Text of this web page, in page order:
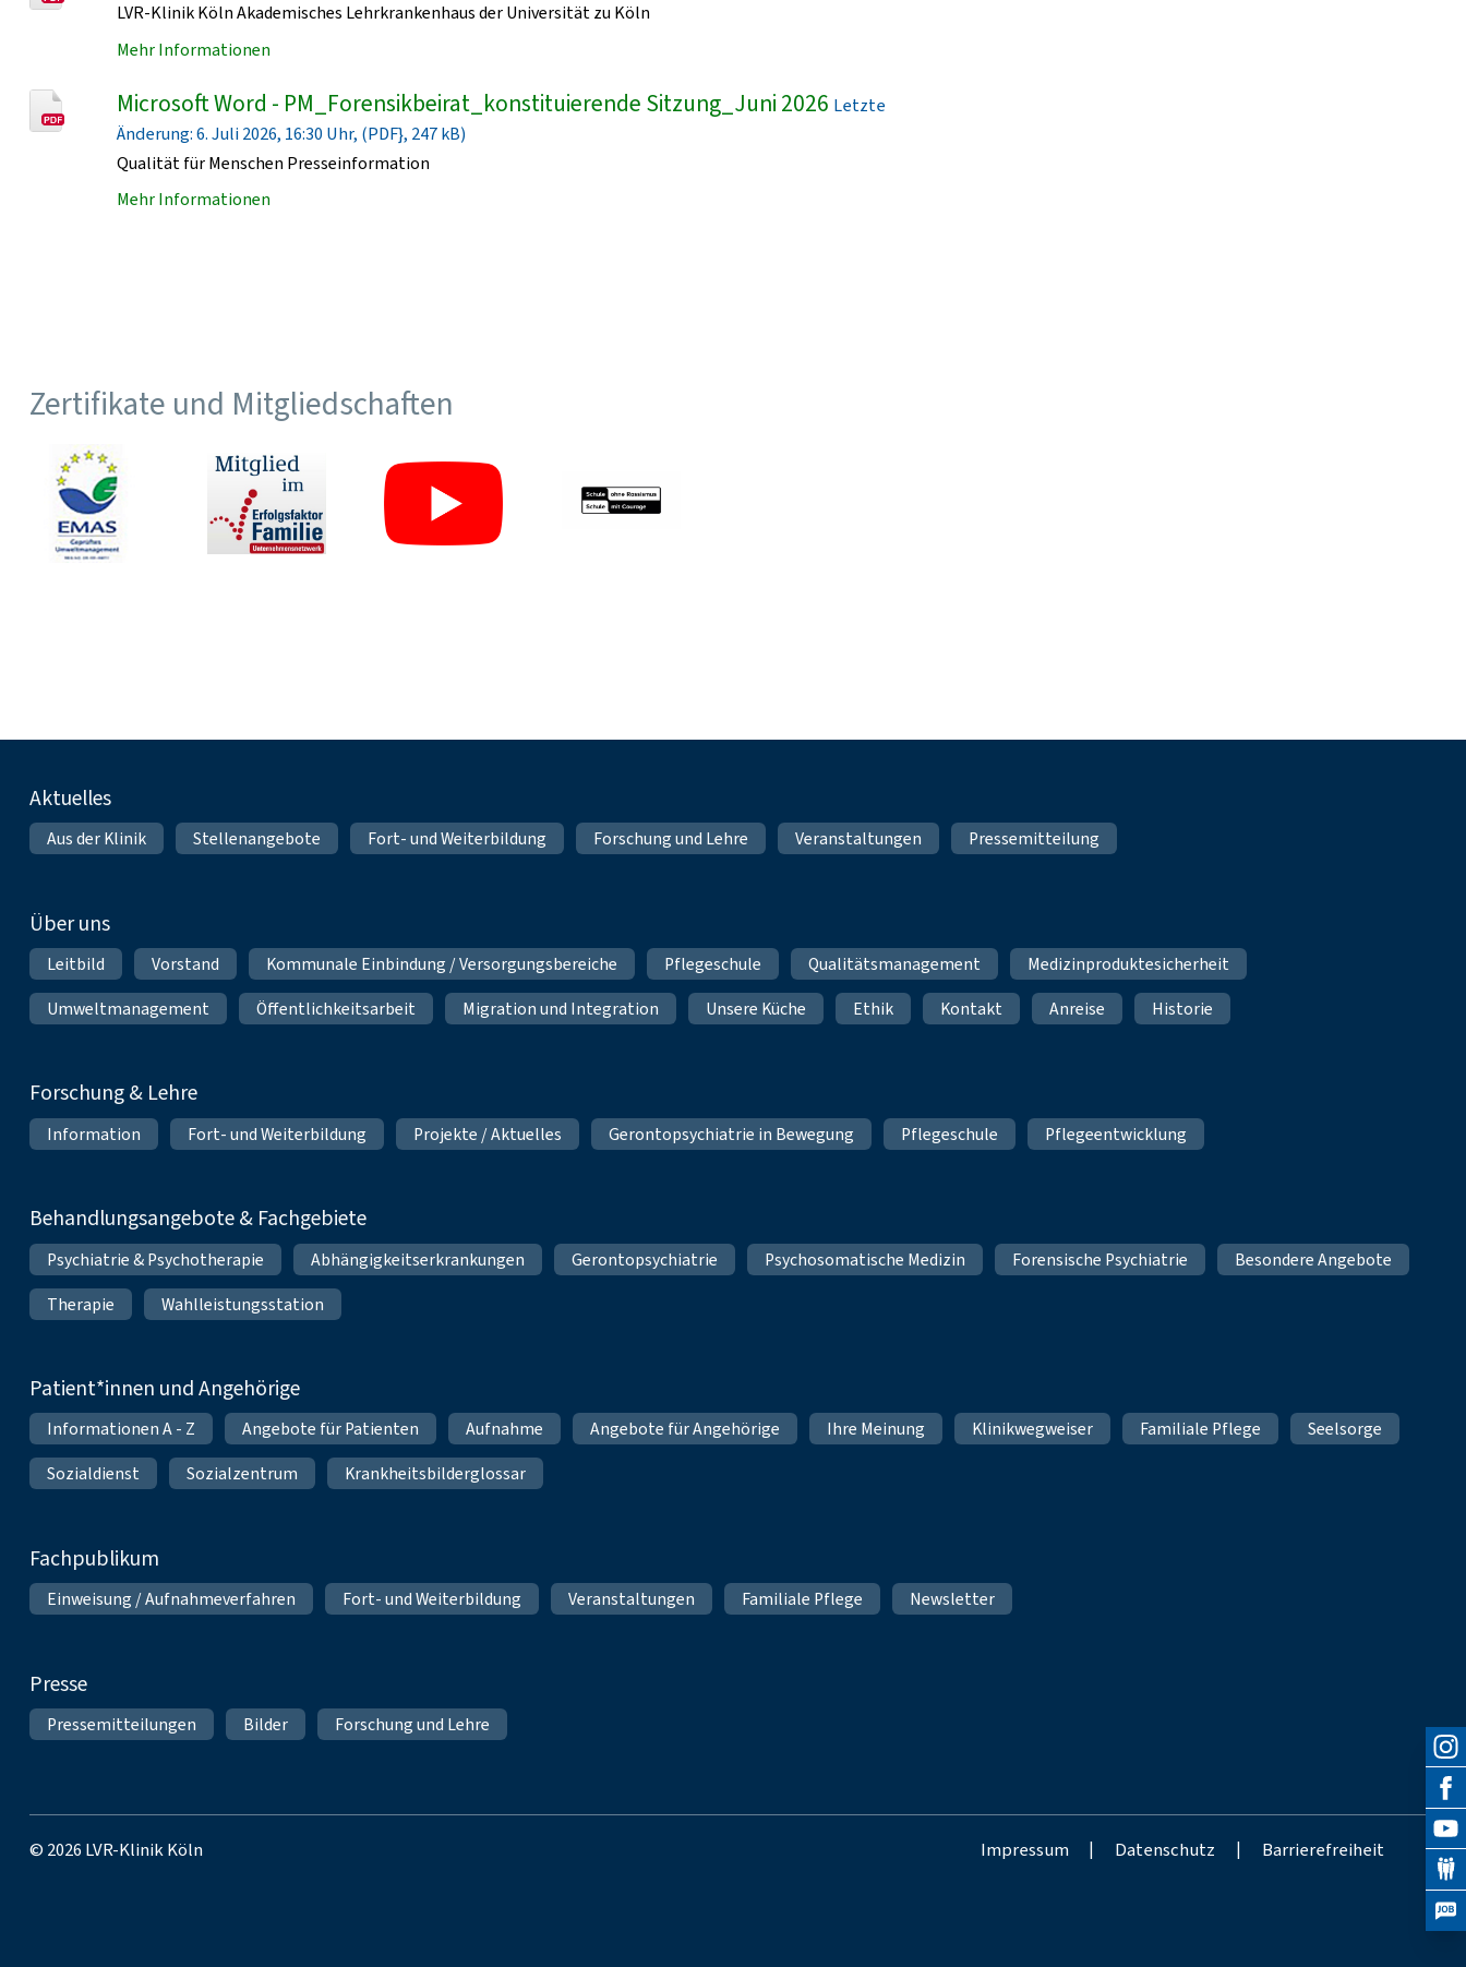
LVR-Klinik Köln Akademisches Lehrkrankenhaus der Universität zu Köln
Mehr Informationen
Microsoft Word - PM_Forensikbeirat_konstituierende Sitzung_Juni 2026 Letzte
Änderung: 6. Juli 2026, 16:30 Uhr, (PDF}, 247 kB)
Qualität für Menschen Presseinformation
Mehr Informationen
Zertifikate und Mitgliedschaften
Fußnavigation
Aktuelles
Aus der Klinik Stellenangebote Fort- und Weiterbildung Forschung und Lehre Veranstaltungen Pressemitteilung
Über uns
Leitbild Vorstand Kommunale Einbindung / Versorgungsbereiche Pflegeschule Qualitätsmanagement
Medizinproduktesicherheit
Umweltmanagement
Öffentlichkeitsarbeit Migration und Integration Unsere Küche Ethik Kontakt Anreise Historie
Forschung & Lehre
Information Fort- und Weiterbildung Projekte / Aktuelles Gerontopsychiatrie in Bewegung Pflegeschule Pflegeentwicklung
Behandlungsangebote & Fachgebiete
Psychiatrie & Psychotherapie Abhängigkeitserkrankungen Gerontopsychiatrie Psychosomatische Medizin Forensische Psychiatrie
Besondere Angebote
Therapie
Wahlleistungsstation
Patient*innen und Angehörige
Informationen A - Z Angebote für Patienten Aufnahme Angebote für Angehörige Ihre Meinung Klinikwegweiser Familiale Pflege
Seelsorge
Sozialdienst
Sozialzentrum Krankheitsbilderglossar
Fachpublikum
Einweisung / Aufnahmeverfahren Fort- und Weiterbildung Veranstaltungen Familiale Pflege Newsletter
Presse
Pressemitteilungen Bilder Forschung und Lehre
© 2026 LVR-Klinik Köln Impressum | Datenschutz | Barrierefreiheit